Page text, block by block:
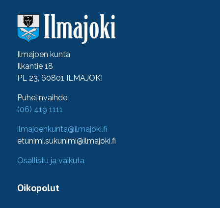
Ilmajoen kunta
Ilkantie 18
PL 23, 60801 ILMAJOKI
Puhelinvaihde
(06) 419 1111
ilmajoenkunta@ilmajoki.fi
etunimi.sukunimi@ilmajoki.fi
Osallistu ja vaikuta
Oikopolut